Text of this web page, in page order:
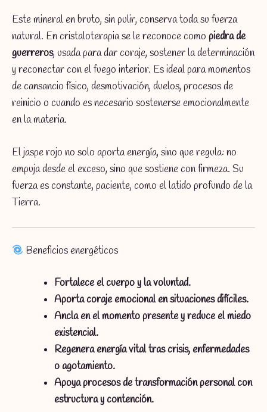
Este mineral en bruto, sin pulir, conserva toda su fuerza
natural. En cristaloterapia se le reconoce como piedra de
guerreros, usada para dar coraje, sostener la determinación
y reconectar con el fuego interior. Es ideal para momentos
de cansancio físico, desmotivación, duelos, procesos de
reinicio o cuando es necesario sostenerse emocionalmente
en la materia.
El jaspe rojo no solo aporta energía, sino que regula: no
empuja desde el exceso, sino que sostiene con firmeza. Su
fuerza es constante, paciente, como el latido profundo de la
Tierra.
Beneficios energéticos
Fortalece el cuerpo y la voluntad.
Aporta coraje emocional en situaciones difíciles.
Ancla en el momento presente y reduce el miedo
existencial.
Regenera energía vital tras crisis, enfermedades
o agotamiento.
Apoya procesos de transformación personal con
estructura y contención.